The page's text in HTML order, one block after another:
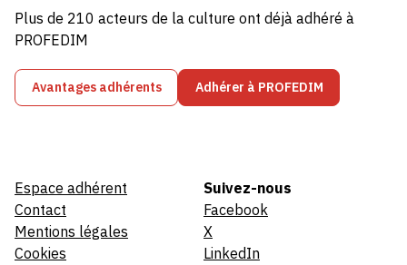
Plus de 210 acteurs de la culture ont déjà adhéré à
PROFEDIM
Avantages adhérents Adhérer à PROFEDIM
Espace adhérent
Contact
Mentions légales
Cookies
Suivez-nous
Facebook
X
LinkedIn